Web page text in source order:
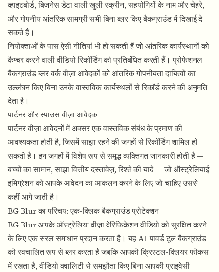
व्हाइटबोर्ड, बिजनेस डेटा वाली खुली स्क्रीन, सहयोगियों के नाम और चेहरे,
और गोपनीय आंतरिक सामग्री सभी बिना ब्लर किए बैकग्राउंड में दिखाई दे
सकते हैं।
नियोक्ताओं के पास ऐसी नीतियां भी हो सकती हैं जो आंतरिक कार्यस्थानों को
कैप्चर करने वाली वीडियो रिकॉर्डिंग को प्रतिबंधित करती हैं।प्रोफेशनल
बैकग्राउंड ब्लरवर्क वीज़ा आवेदकों को आंतरिक गोपनीयता दायित्वों का
उल्लंघन किए बिना उनके वास्तविक कार्यस्थलों से रिकॉर्ड करने की अनुमति
देता है।
पार्टनर और स्पाउस वीज़ा आवेदक
पार्टनर वीज़ा आवेदनों में अक्सर एक वास्तविक संबंध के प्रमाण की
आवश्यकता होती है, जिसमें साझा रहने की जगहों से रिकॉर्डिंग शामिल हो
सकती है। इन जगहों में विशेष रूप से समृद्ध व्यक्तिगत जानकारी होती है —
बच्चों का सामान, साझा वित्तीय दस्तावेज़, रिश्ते की यादें — जो ऑस्ट्रेलियाई
इमिग्रेशन को आपके आवेदन का आकलन करने के लिए जो चाहिए उससे
कहीं आगे जाती है।
BG Blur का परिचय: एक-क्लिक बैकग्राउंड प्रोटेक्शन
BG Blurआपके ऑस्ट्रेलिया वीज़ा वेरिफिकेशन वीडियो को सुरक्षित करने
के लिए एक सरल समाधान प्रदान करता है। यह AI-पावर्ड टूलबैकग्राउंड
कोस्वचालित रूप से ब्लर करता है जबकि आपको क्रिस्टल-क्लियर फोकस
में रखता है, वीडियो क्वालिटी से समझौता किए बिना आपकी प्राइवेसी